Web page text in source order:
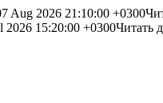
Aug 2026 21:10:00 +0300
2026 15:20:00 +0300Читать